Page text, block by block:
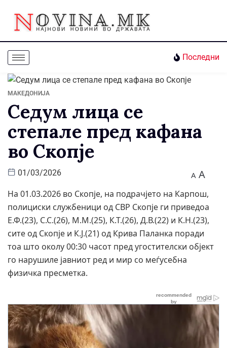
Последни
МАКЕДОНИЈА
Седум лица се
степале пред кафана
во Скопје
01/03/2026 A A
На 01.03.2026 во Скопје, на подрачјето на Карпош,
полициски службеници од СВР Скопје ги приведоа
Е.Ф.(23), С.С.(26), М.М.(25), К.Т.(26), Д.В.(22) и К.Н.(23),
сите од Скопје и К.Ј.(21) од Крива Паланка поради
тоа што околу 00:30 часот пред угостителски објект
го нарушиле јавниот ред и мир со меѓусебна
физичка пресметка.